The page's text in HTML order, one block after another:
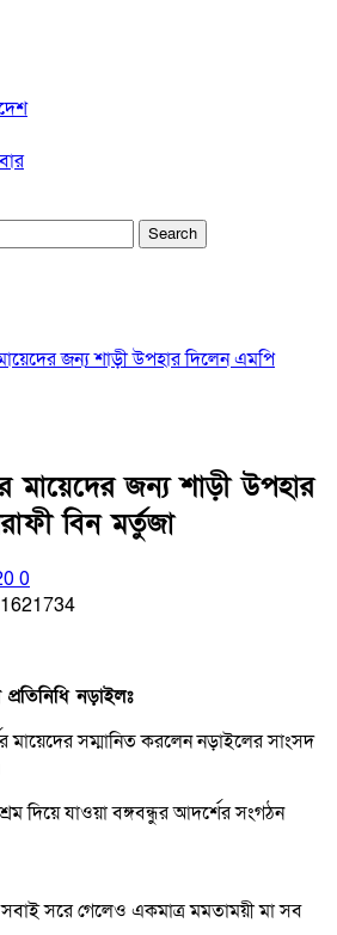
জন্য শাড়ী উপহার দিলেন এমপি
মায়েদের জন্য শাড়ী উপহার
বিন মর্তুজা
0
নড়াইলঃ
মায়েদের সম্মানিত করলেন নড়াইলের সাংসদ
দিয়ে যাওয়া বঙ্গবন্ধুর আদর্শের সংগঠন
সরে গেলেও একমাত্র মমতাময়ী মা সব